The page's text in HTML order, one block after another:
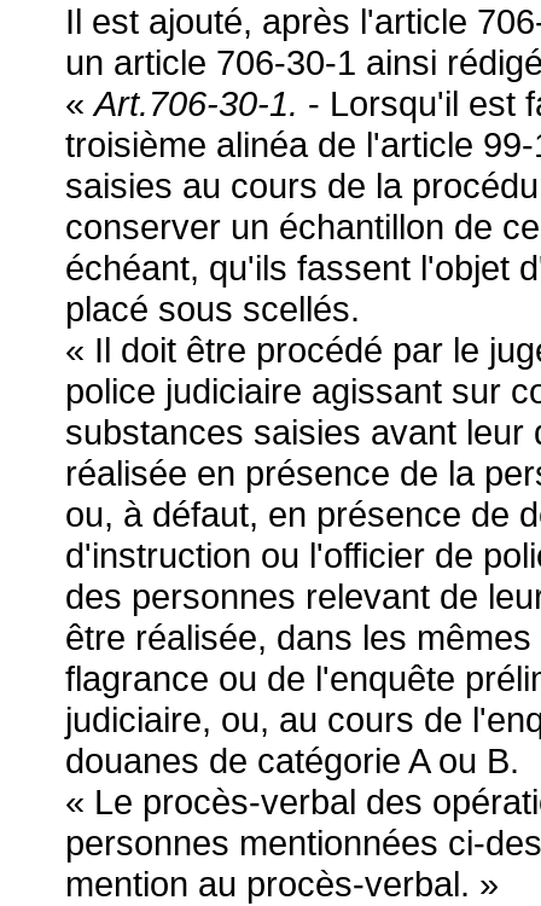
Il est ajouté, après l'article
un article 706-30-1 ainsi
«Art.706-30-1. - Lorsqu'il est
troisième alinéa de l'article
saisies au cours de la
conserver un échantillon de
échéant, qu'ils fassent l'objet
placé sous scellés.
« Il doit être procédé par le
police judiciaire agissant sur
substances saisies avant
réalisée en présence de la
ou, à défaut, en présence de
d'instruction ou l'officier de
des personnes relevant de
être réalisée, dans les
flagrance ou de l'enquête
judiciaire, ou, au cours de
douanes de catégorie A ou B.
« Le procès-verbal des
personnes mentionnées ci-
mention au procès-verbal. »